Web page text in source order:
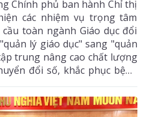
Chính phủ ban hành Chỉ thị
các nhiệm vụ trọng tâm
toàn ngành Giáo dục đổi
lý giáo dục" sang "quản
trung nâng cao chất lượng
đổi số, khắc phục bệnh
viên, trường lớp, cơ sở
trường giáo dục an toàn,
phát triển nguồn nhân lực